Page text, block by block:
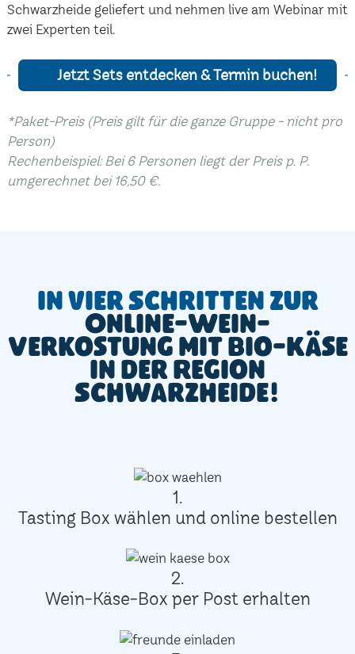
Schwarzheide geliefert und nehmen live am Webinar mit
zwei Experten teil.
Jetzt Sets entdecken & Termin buchen!
*Paket-Preis (Preis gilt für die ganze Gruppe - nicht pro
Person)
Rechenbeispiel: Bei 6 Personen liegt der Preis p. P.
umgerechnet bei 16,50 €.
In vier Schritten zur
Online-Wein-
Verkostung mit Bio-Käse
in der Region
Schwarzheide!
1.
Tasting Box wählen und online bestellen
2.
Wein-Käse-Box per Post erhalten